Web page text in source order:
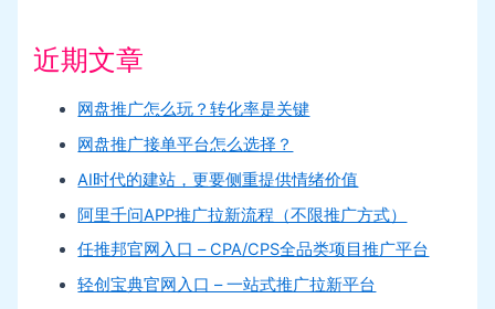
近期文章
网盘推广怎么玩？转化率是关键
网盘推广接单平台怎么选择？
AI时代的建站，更要侧重提供情绪价值
阿里千问APP推广拉新流程（不限推广方式）
任推邦官网入口 – CPA/CPS全品类项目推广平台
轻创宝典官网入口 – 一站式推广拉新平台